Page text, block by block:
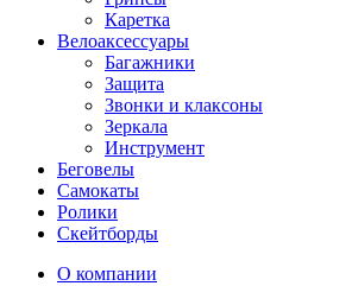
Каретка
Велоаксессуары
Багажники
Защита
Звонки и клаксоны
Зеркала
Инструмент
Беговелы
Самокаты
Ролики
Скейтборды
О компании